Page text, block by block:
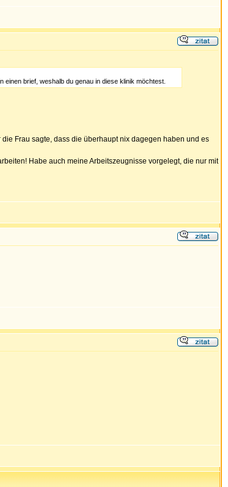
brief, weshalb du genau in diese klinik möchtest.
Frau sagte, dass die überhaupt nix dagegen haben und es
Habe auch meine Arbeitszeugnisse vorgelegt, die nur mit